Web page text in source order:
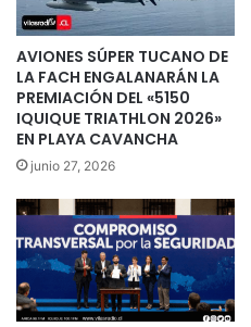
AVIONES SÚPER TUCANO DE
LA FACH ENGALANARÁN LA
PREMIACIÓN DEL «5150
IQUIQUE TRIATHLON 2026»
EN PLAYA CAVANCHA
junio 27, 2026